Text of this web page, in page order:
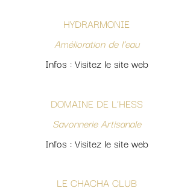
HYDRARMONIE
Amélioration de l'eau
Infos : Visitez le site web
DOMAINE DE L'HESS
Savonnerie Artisanale
Infos : Visitez le site web
LE CHACHA CLUB